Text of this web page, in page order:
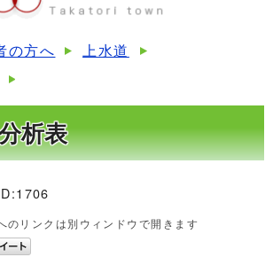
の方へ
上水道
析表
のリンクは別ウィンドウで開きます